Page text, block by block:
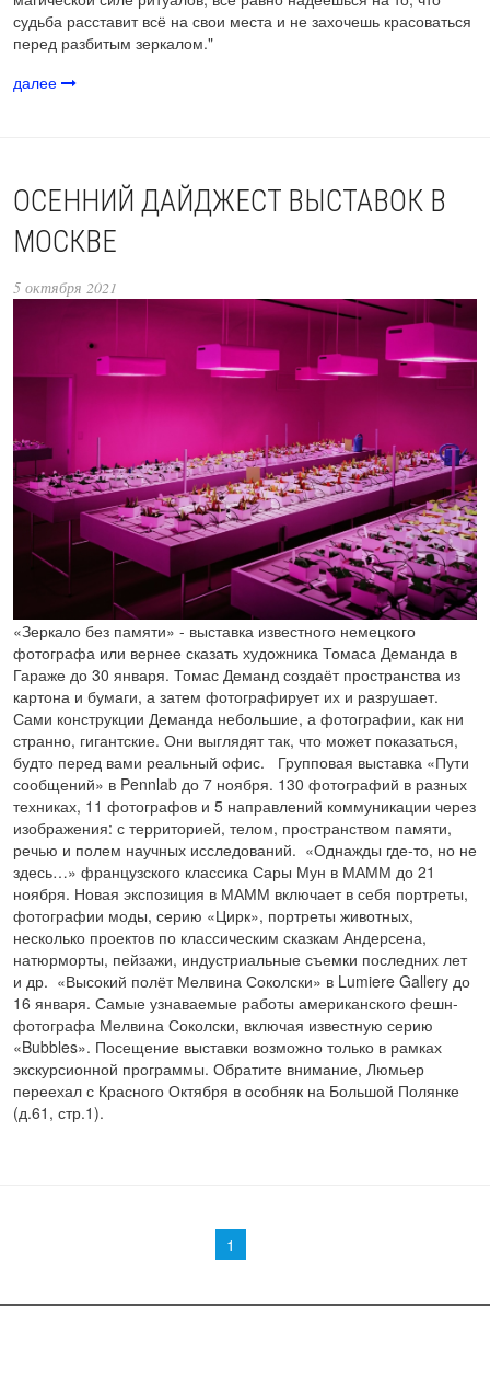
судьба расставит всё на свои места и не захочешь красоваться
перед разбитым зеркалом."
далее
ОСЕННИЙ ДАЙДЖЕСТ ВЫСТАВОК В
МОСКВЕ
5 октября 2021
«Зеркало без памяти» - выставка известного немецкого
фотографа или вернее сказать художника Томаса Деманда в
Гараже до 30 января. Томас Деманд создаёт пространства из
картона и бумаги, а затем фотографирует их и разрушает.
Сами конструкции Деманда небольшие, а фотографии, как ни
странно, гигантские. Они выглядят так, что может показаться,
будто перед вами реальный офис. Групповая выставка «Пути
сообщений» в Pennlab до 7 ноября. 130 фотографий в разных
техниках, 11 фотографов и 5 направлений коммуникации через
изображения: с территорией, телом, пространством памяти,
речью и полем научных исследований. «Однажды где-то, но не
здесь…» французского классика Сары Мун в МАММ до 21
ноября. Новая экспозиция в МАММ включает в себя портреты,
фотографии моды, серию «Цирк», портреты животных,
несколько проектов по классическим сказкам Андерсена,
натюрморты, пейзажи, индустриальные съемки последних лет
и др. «Высокий полёт Мелвина Соколски» в Lumiere Gallery до
16 января. Самые узнаваемые работы американского фешн-
фотографа Мелвина Соколски, включая известную серию
«Bubbles». Посещение выставки возможно только в рамках
экскурсионной программы. Обратите внимание, Люмьер
переехал с Красного Октября в особняк на Большой Полянке
(д.61, стр.1).
1